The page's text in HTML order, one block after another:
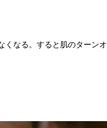
なる。すると肌のターン